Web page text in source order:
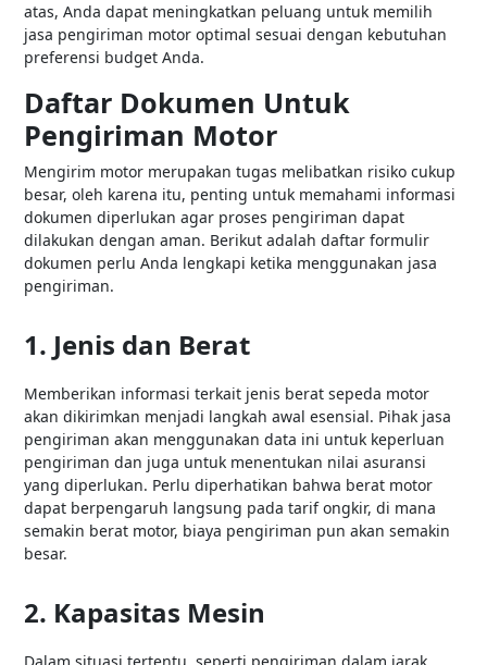
atas, Anda dapat meningkatkan peluang untuk memilih
jasa pengiriman motor optimal sesuai dengan kebutuhan
preferensi budget Anda.
Daftar Dokumen Untuk
Pengiriman Motor
Mengirim motor merupakan tugas melibatkan risiko cukup
besar, oleh karena itu, penting untuk memahami informasi
dokumen diperlukan agar proses pengiriman dapat
dilakukan dengan aman. Berikut adalah daftar formulir
dokumen perlu Anda lengkapi ketika menggunakan jasa
pengiriman.
1. Jenis dan Berat
Memberikan informasi terkait jenis berat sepeda motor
akan dikirimkan menjadi langkah awal esensial. Pihak jasa
pengiriman akan menggunakan data ini untuk keperluan
pengiriman dan juga untuk menentukan nilai asuransi
yang diperlukan. Perlu diperhatikan bahwa berat motor
dapat berpengaruh langsung pada tarif ongkir, di mana
semakin berat motor, biaya pengiriman pun akan semakin
besar.
2. Kapasitas Mesin